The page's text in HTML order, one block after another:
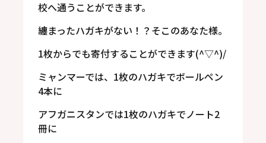
校へ通うことができます。
纏まったハガキがない！？そこのあなた様。
1枚からでも寄付することができます(^▽^)/
ミャンマーでは、1枚のハガキでボールペン
4本に
アフガニスタンでは1枚のハガキでノート2
冊に